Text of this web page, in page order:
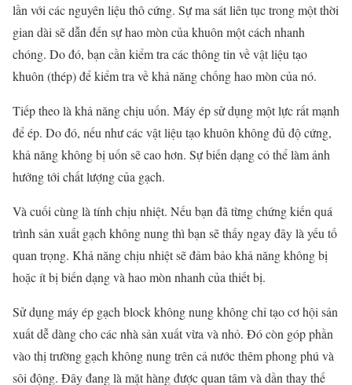
lần với các nguyên liệu thô cứng. Sự ma sát liên tục trong một thời
gian dài sẽ dẫn đến sự hao mòn của khuôn một cách nhanh
chóng. Do đó, bạn cần kiểm tra các thông tin về vật liệu tạo
khuôn (thép) để kiểm tra về khả năng chống hao mòn của nó.
Tiếp theo là khả năng chịu uốn. Máy ép sử dụng một lực rất mạnh
để ép. Do đó, nếu như các vật liệu tạo khuôn không đủ độ cứng,
khả năng không bị uốn sẽ cao hơn. Sự biến dạng có thể làm ảnh
hưởng tới chất lượng của gạch.
Và cuối cùng là tính chịu nhiệt. Nếu bạn đã từng chứng kiến quá
trình sản xuất gạch không nung thì bạn sẽ thấy ngay đây là yếu tố
quan trọng. Khả năng chịu nhiệt sẽ đảm bảo khả năng không bị
hoặc ít bị biến dạng và hao mòn nhanh của thiết bị.
Sử dụng máy ép gạch block không nung không chỉ tạo cơ hội sản
xuất dễ dàng cho các nhà sản xuất vừa và nhỏ. Đó còn góp phần
vào thị trường gạch không nung trên cả nước thêm phong phú và
sôi động. Đây đang là mặt hàng được quan tâm và dần thay thế